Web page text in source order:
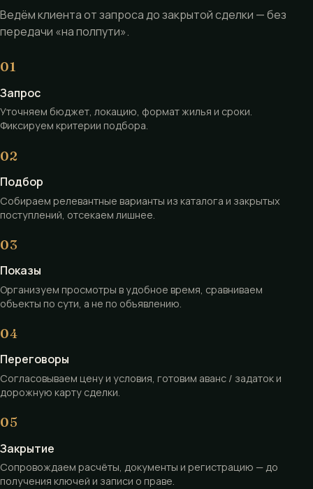
Ведём клиента от запроса до закрытой сделки — без
передачи «на полпути».
Запрос
Уточняем бюджет, локацию, формат жилья и сроки.
Фиксируем критерии подбора.
Подбор
Собираем релевантные варианты из каталога и закрытых
поступлений, отсекаем лишнее.
Показы
Организуем просмотры в удобное время, сравниваем
объекты по сути, а не по объявлению.
Переговоры
Согласовываем цену и условия, готовим аванс / задаток и
дорожную карту сделки.
Закрытие
Сопровождаем расчёты, документы и регистрацию — до
получения ключей и записи о праве.